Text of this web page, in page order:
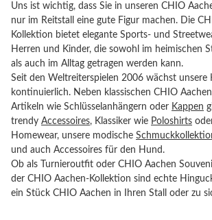
Uns ist wichtig, dass Sie in unseren CHIO
nur im Reitstall eine gute Figur machen. Die
Kollektion bietet elegante Sports- und
Herren und Kinder, die sowohl im heimischen
als auch im Alltag getragen werden kann.
Seit den Weltreiterspielen 2006 wächst unsere
kontinuierlich. Neben klassischen CHIO
Artikeln wie Schlüsselanhängern oder Kappen
trendy Accessoires, Klassiker wie Poloshirts
Homewear, unsere modische
und auch Accessoires für den Hund.
Ob als Turnieroutfit oder CHIO Aachen
der CHIO Aachen-Kollektion sind echte
ein Stück CHIO Aachen in Ihren Stall oder zu